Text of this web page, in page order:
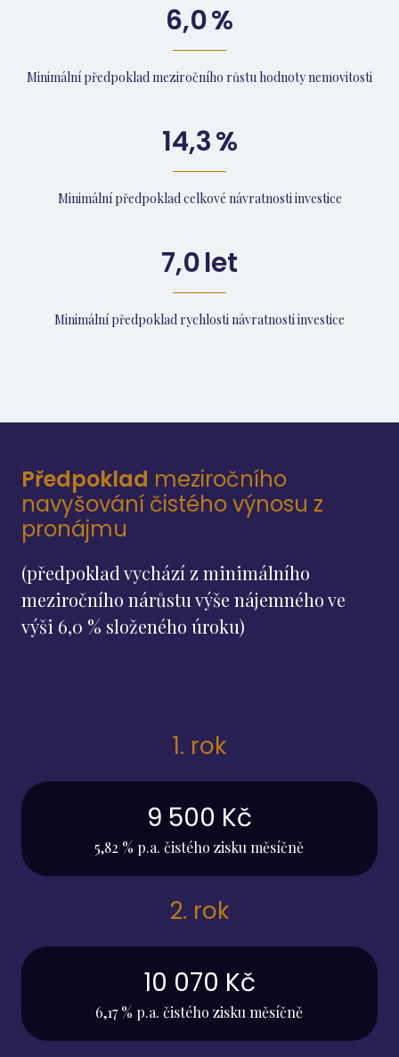
6,0%
Minimální předpoklad meziročního růstu hodnoty nemovitosti
14,3%
Minimální předpoklad celkové návratnosti investice
7,0let
Minimální předpoklad rychlosti návratnosti investice
Předpoklad meziročního
navyšování čistého výnosu z
pronájmu
(předpoklad vychází z minimálního
meziročního nárůstu výše nájemného ve
výši 6,0 % složeného úroku)
1. rok
9 500 Kč
5,82 % p.a. čistého zisku měsíčně
2. rok
10 070 Kč
6,17 % p.a. čistého zisku měsíčně